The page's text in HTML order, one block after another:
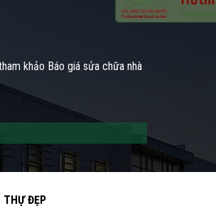
khảo Báo giá sửa chữa nhà
THỰ ĐẸP